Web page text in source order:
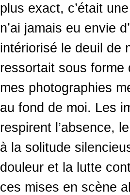
plus exact, c’était
n’ai jamais eu envie
intériorisé le deuil de
ressortait sous forme
mes photographies
au fond de moi. Les
respirent l’absence,
à la solitude
douleur et la lutte
ces mises en scène